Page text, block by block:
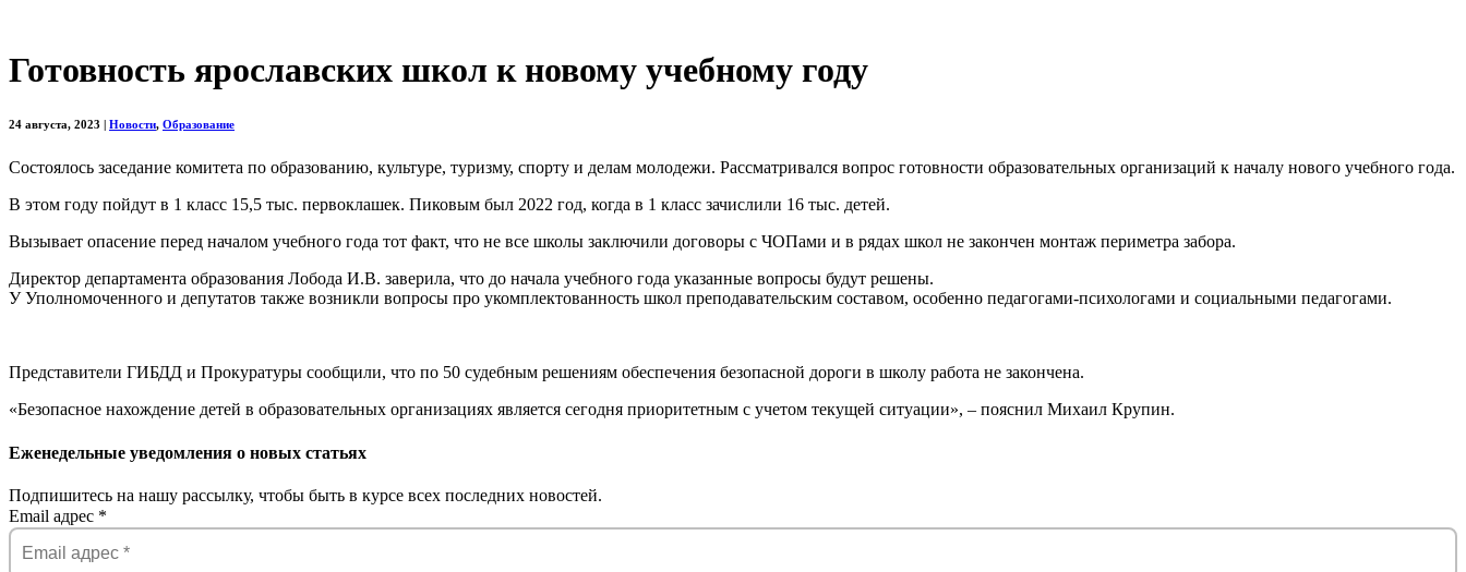
Готовность ярославских школ к новому учебному году
24 августа, 2023 Новости, Образование
Состоялось заседание комитета по образованию, культуре, туризму, спорту и делам молодежи. Рассматривался вопрос готовности образовательных организаций к началу нового учебного года.
В этом году пойдут в 1 класс 15,5 тыс. первоклашек. Пиковым был 2022 год, когда в 1 класс зачислили 16 тыс. детей.
Вызывает опасение перед началом учебного года тот факт, что не все школы заключили договоры с ЧОПами и в рядах школ не закончен монтаж периметра забора.
Директор департамента образования Лобода И.В. заверила, что до начала учебного года указанные вопросы будут решены.
У Уполномоченного и депутатов также возникли вопросы про укомплектованность школ преподавательским составом, особенно педагогами-психологами и социальными педагогами.
Представители ГИБДД и Прокуратуры сообщили, что по 50 судебным решениям обеспечения безопасной дороги в школу работа не закончена.
«Безопасное нахождение детей в образовательных организациях является сегодня приоритетным с учетом текущей ситуации», – пояснил Михаил Крупин.
Еженедельные уведомления о новых статьях
Подпишитесь на нашу рассылку, чтобы быть в курсе всех последних новостей.
Email адрес *